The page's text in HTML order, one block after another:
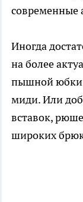
современные
Иногда
на более
пышной юбки
миди. Или
вставок,
широких